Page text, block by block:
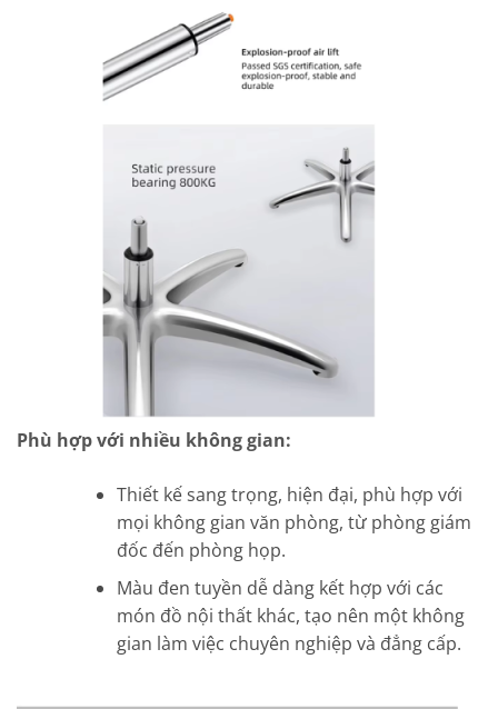
Phù hợp với nhiều không gian:
Thiết kế sang trọng, hiện đại, phù hợp với
mọi không gian văn phòng, từ phòng giám
đốc đến phòng họp.
Màu đen tuyền dễ dàng kết hợp với các
món đồ nội thất khác, tạo nên một không
gian làm việc chuyên nghiệp và đẳng cấp.